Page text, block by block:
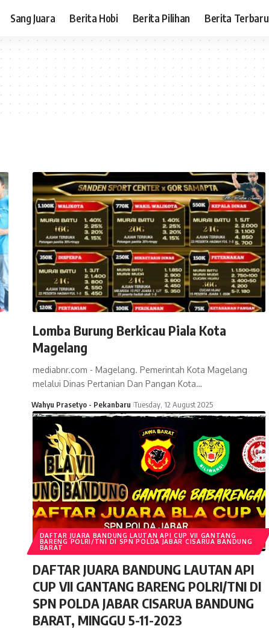
Sang Juara Berita Hobi Berita Pilihan Berita Terbaru
Lomba Burung Berkicau Piala Kota
Magelang
mediabnr.com - Magelang. Pemerintah Kota Magelang
melalui Dinas Pertanian Dan Pangan Kota…
Wahyu Prasetyo - Pekanbaru Tuesday, 12 August 2025
DAFTAR JUARA BANDUNG LAUTAN API CUP VII GANTANG
BARENG POLRI/TNI DI SPN POLDA JABAR CISARUA BANDUNG
BARAT
DAFTAR JUARA BANDUNG LAUTAN API
CUP VII GANTANG BARENG POLRI/TNI DI
SPN POLDA JABAR CISARUA BANDUNG
BARAT, MINGGU 5-11-2023